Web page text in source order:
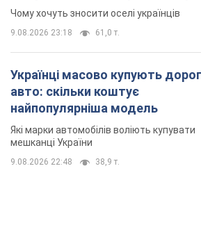
знесення будинків
Чому хочуть зносити оселі українців
9.08.2026 23:18 61,0 т.
Українці масово купують
авто: скільки коштує
найпопулярніша модель
Які марки автомобілів воліють купувати
мешканці України
9.08.2026 22:48 38,9 т.